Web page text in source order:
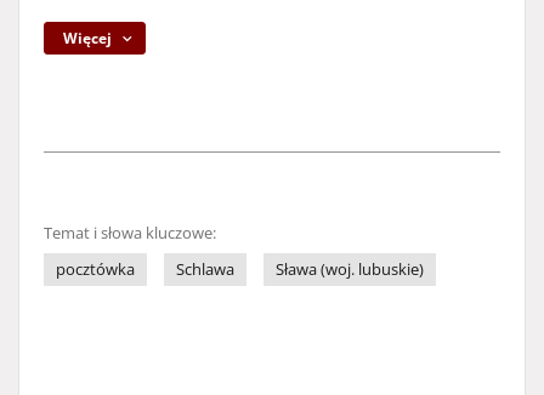
Więcej
Temat i słowa kluczowe:
pocztówka
Schlawa Sława (woj. lubuskie)